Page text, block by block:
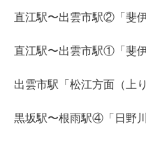
直江駅〜出雲市駅②「斐
直江駅〜出雲市駅①「斐
出雲市駅「松江方面（上り
黒坂駅〜根雨駅④「日野川